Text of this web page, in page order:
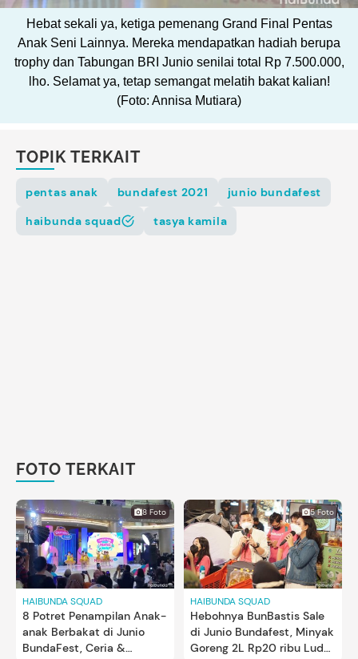
Hebat sekali ya, ketiga pemenang Grand Final Pentas
Anak Seni Lainnya. Mereka mendapatkan hadiah berupa
trophy dan Tabungan BRI Junio senilai total Rp 7.500.000,
lho. Selamat ya, tetap semangat melatih bakat kalian!
(Foto: Annisa Mutiara)
TOPIK TERKAIT
pentas anak bundafest 2021
junio bundafest
haibunda squad
tasya kamila
FOTO TERKAIT
8 Foto
HAIBUNDA SQUAD
8 Potret Penampilan Anak-
anak Berbakat di Junio
BundaFest, Ceria &
5 Foto
HAIBUNDA SQUAD
Hebohnya BunBastis Sale
di Junio Bundafest, Minyak
Goreng 2L Rp20 ribu Ludes